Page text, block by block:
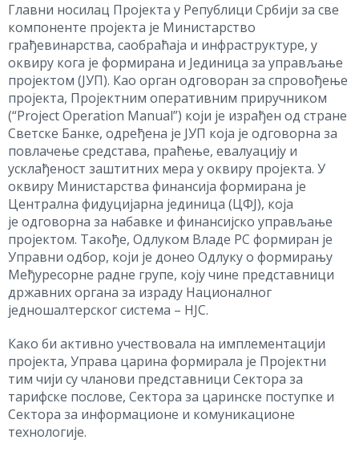
Главни носилац Пројекта у Републици Србији за све
компоненте пројекта је Министарство
грађевинарства, саобраћаја и инфраструктуре, у
оквиру кога је формирана и Јединица за управљање
пројектом (ЈУП). Као орган одговоран за спровођење
пројекта, Пројектним оперативним приручником
(“Project Operation Manual”) који је израђен од стране
Светске Банке, одређена је ЈУП која је одговорна за
повлачење средстава, праћење, евалуацију и
усклађеност заштитних мера у оквиру пројекта. У
оквиру Министарства финансија формирана је
Централна фидуцијарна јединица (ЦФЈ), која
је одговорна за набавке и финансијско управљање
пројектом. Такође, Одлуком Владе РС формиран је
Управни одбор, који је донео Одлуку о формирању
Међуресорне радне групе, коју чине представници
државних органа за израду Националног
једношалтерског система – НЈС.
Како би активно учествовала на имплементацији
пројекта, Управа царина формирала је Пројектни
тим чији су чланови представници Сектора за
тарифске послове, Сектора за царинске поступке и
Сектора за информационе и комуникационе
технологије.